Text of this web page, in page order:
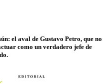
el aval de Gustavo Petro, que no
como un verdadero jefe de